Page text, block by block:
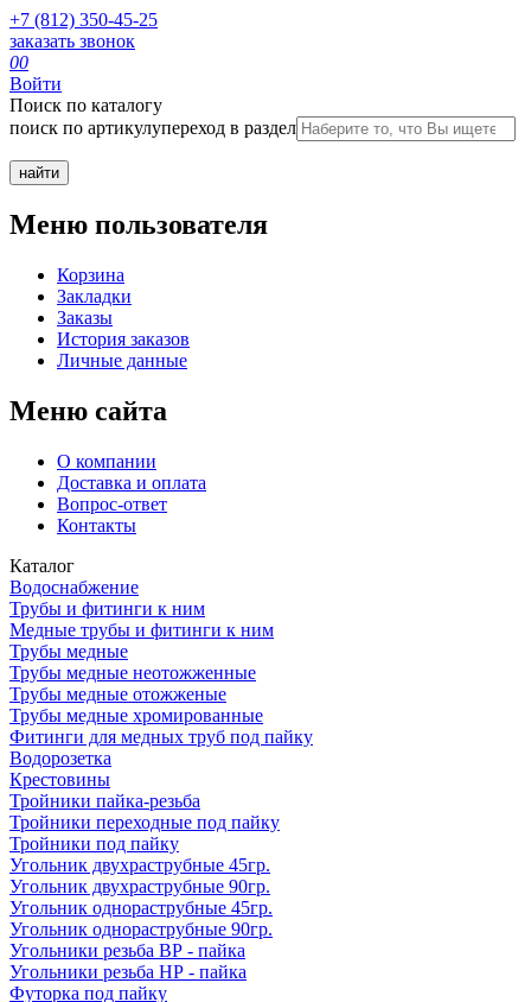
+7 (812) 350-45-25
заказать звонок
00
Войти
Поиск по каталогу
поиск по артикулупереход в раздел
Меню пользователя
Корзина
Закладки
Заказы
История заказов
Личные данные
Меню сайта
О компании
Доставка и оплата
Вопрос-ответ
Контакты
Каталог
Водоснабжение
Трубы и фитинги к ним
Медные трубы и фитинги к ним
Трубы медные
Трубы медные неотожженные
Трубы медные отожженые
Трубы медные хромированные
Фитинги для медных труб под пайку
Водорозетка
Крестовины
Тройники пайка-резьба
Тройники переходные под пайку
Тройники под пайку
Угольник двухраструбные 45гр.
Угольник двухраструбные 90гр.
Угольник однораструбные 45гр.
Угольник однораструбные 90гр.
Угольники резьба ВР - пайка
Угольники резьба НР - пайка
Футорка под пайку